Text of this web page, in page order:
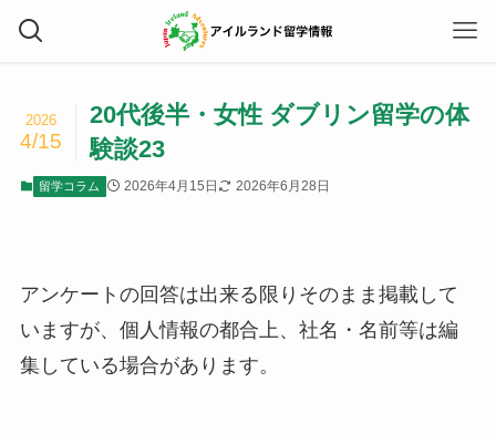
20代後半・女性 ダブリン留学の体
験談23
2026
4/15
留学コラム 2026年4月15日 2026年6月28日
アンケートの回答は出来る限りそのまま掲載して
いますが、個人情報の都合上、社名・名前等は編
集している場合があります。